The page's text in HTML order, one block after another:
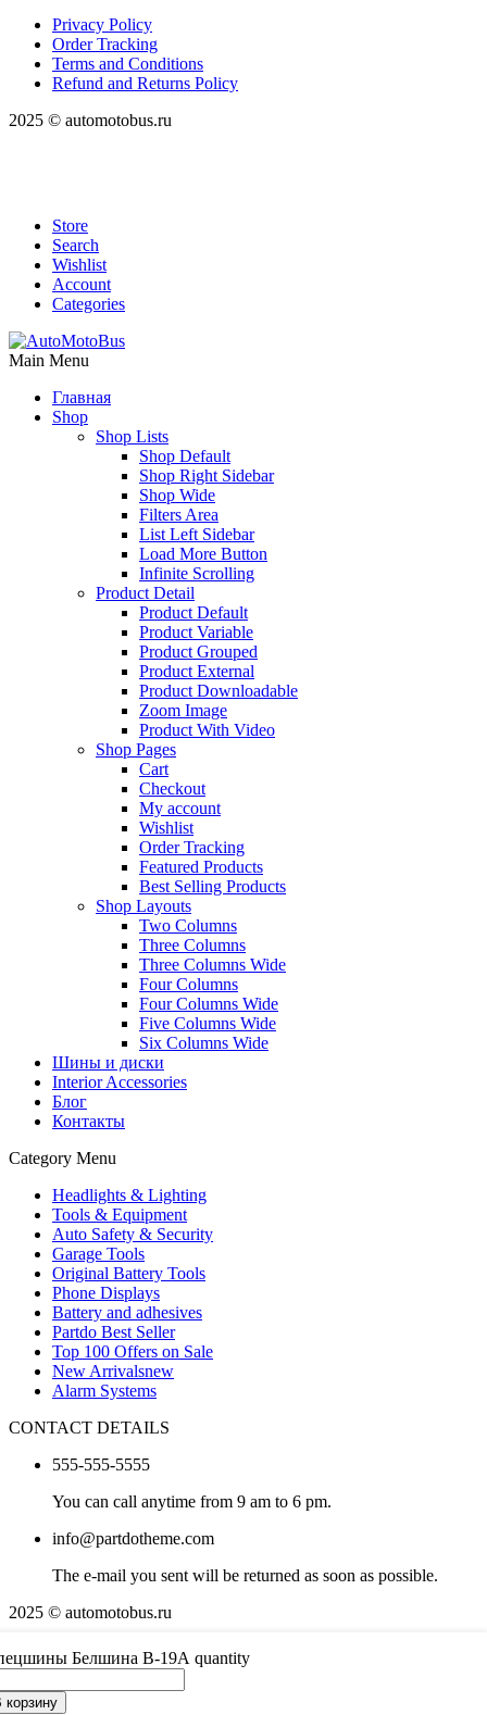
Белшина В-19А quantity
корзину
Privacy Policy
Order Tracking
Terms and Conditions
Refund and Returns Policy
2025 © automotobus.ru
Store
Search
Wishlist
Account
Categories
Main Menu
Главная
Shop
Shop Lists
Shop Default
Shop Right Sidebar
Shop Wide
Filters Area
List Left Sidebar
Load More Button
Infinite Scrolling
Product Detail
Product Default
Product Variable
Product Grouped
Product External
Product Downloadable
Zoom Image
Product With Video
Shop Pages
Cart
Checkout
My account
Wishlist
Order Tracking
Featured Products
Best Selling Products
Shop Layouts
Two Columns
Three Columns
Three Columns Wide
Four Columns
Four Columns Wide
Five Columns Wide
Six Columns Wide
Шины и диски
Interior Accessories
Блог
Контакты
Category Menu
Headlights & Lighting
Tools & Equipment
Auto Safety & Security
Garage Tools
Original Battery Tools
Phone Displays
Battery and adhesives
Partdo Best Seller
Top 100 Offers on Sale
New Arrivalsnew
Alarm Systems
CONTACT DETAILS
555-555-5555
You can call anytime from 9 am to 6 pm.
info@partdotheme.com
The e-mail you sent will be returned as soon as possible.
2025 © automotobus.ru
What are you looking for in Partdo?